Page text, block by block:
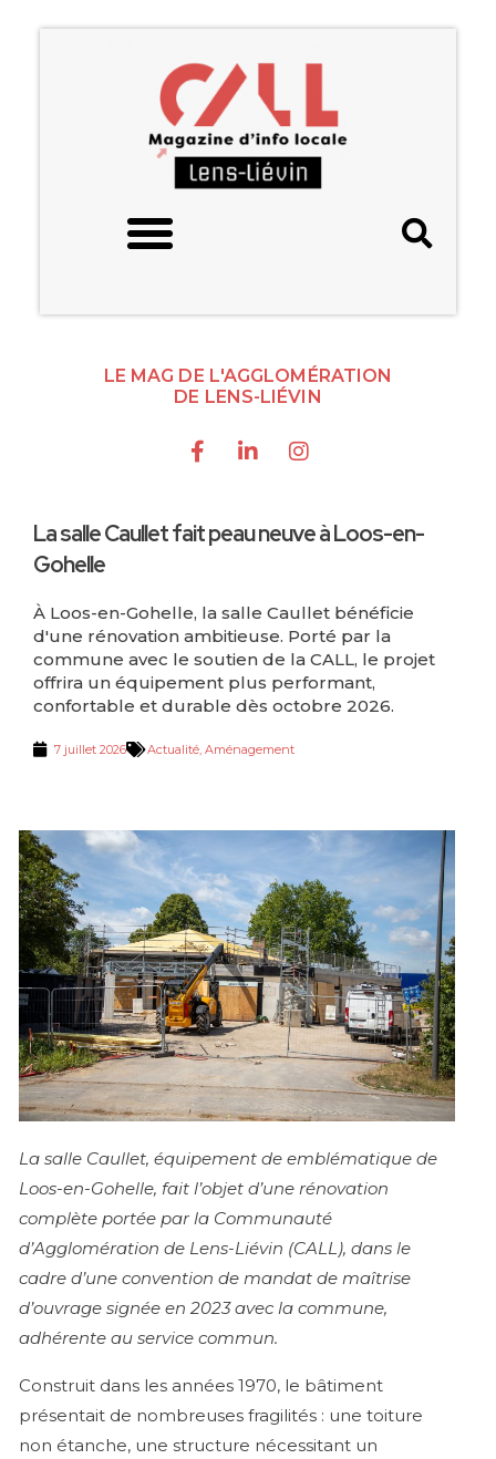
LE MAG DE L'AGGLOMÉRATION
DE LENS-LIÉVIN
La salle Caullet fait peau neuve à Loos-en-
Gohelle
À Loos-en-Gohelle, la salle Caullet bénéficie
d'une rénovation ambitieuse. Porté par la
commune avec le soutien de la CALL, le projet
offrira un équipement plus performant,
confortable et durable dès octobre 2026.
7 juillet 2026 Actualité, Aménagement
La salle Caullet, équipement de emblématique de
Loos-en-Gohelle, fait l’objet d’une rénovation
complète portée par la Communauté
d’Agglomération de Lens-Liévin (CALL), dans le
cadre d’une convention de mandat de maîtrise
d’ouvrage signée en 2023 avec la commune,
adhérente au service commun.
Construit dans les années 1970, le bâtiment
présentait de nombreuses fragilités : une toiture
non étanche, une structure nécessitant un